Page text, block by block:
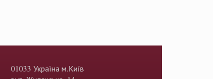
01033 Україна м.Київ